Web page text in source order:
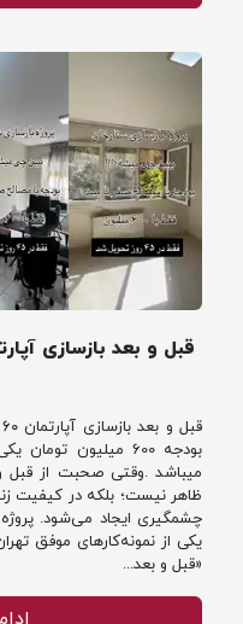
بودجه 600 میلیون
میباشد .وقتی صحبت از قبل
ظاهر نیست؛ بلکه در کیفیت
یکی از نمونه‌کارهای موفق
«قبل و بعد...